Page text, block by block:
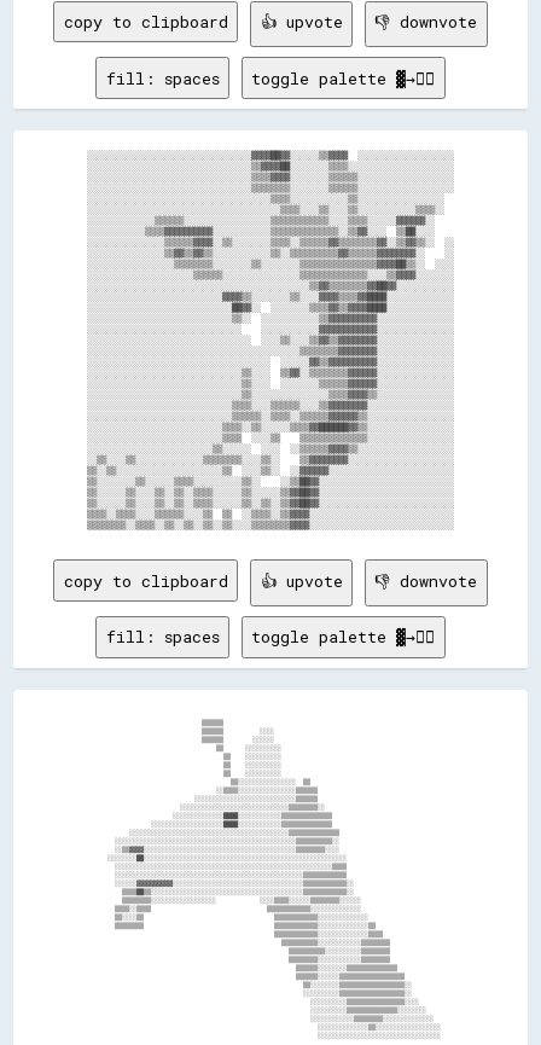
copy to clipboard 👍 upvote 👎 downvote
fill: spaces toggle palette ▓→✊🏽
░░░░░░░░░░░░░░░░░░░░░░░░░░░░░░░░░░▓▓▓▓██▓▓░░░░░░▒▒▓▓▓▓  ░░░░░░░░░░░░░░░░░░░░
░░░░░░░░░░░░░░░░░░░░░░░░░░░░░░░░░░▒▒▓▓▓▓██░░░░░░░░▒▒▒▒░░░░░░░░░░░░░░░░░░░░░░
░░░░░░░░░░░░░░░░░░░░░░░░░░░░░░░░░░▒▒▒▒▓▓▓▓░░░░░░░░▒▒▒▒▒▒░░░░░░░░░░░░░░░░░░░░
░░░░░░░░░░░░░░░░░░░░░░░░░░░░░░░░░░▒▒▒▒▒▒▒▒░░░░░░░░▒▒▒▒▒▒░░░░░░░░░░░░░░░░░░░░
░░░░░░░░░░░░░░░░░░░░░░░░░░░░░░░░░░░░░░▒▒▒▒░░░░░░░░░░░░▒▒░░░░░░░░░░░░░░░░░░
░░░░░░░░░░░░░░░░░░░░░░░░░░░░░░░░░░░░░░░░▒▒▒▒░░░░▒▒░░░░▒▒░░░░░░░░░░░░▒▒▒▒░░
░░░░░░░░░░░░░░▒▒▒▒▒▒░░░░░░░░░░░░░░░░░░▒▒▒▒▒▒▒▒▒▒▒▒░░░░▒▒▒▒░░░░░░▓▓▓▓▓▓░░
░░░░░░░░░░░░▒▒▒▒▓▓▓▓▓▓▓▓▓▓░░░░░░░░░░░░▒▒▒▒▒▒▒▒▒▒▒▒▒▒░░▒▒▓▓░░░░  ▒▒██░░░░
░░░░░░░░░░░░░░░░▒▒▒▒▒▒▓▓▓▓░░▒▒░░░░░░░░▒▒▒▒░░▒▒▒▒▒▒▓▓▒▒▒▒▒▒▒▒▓▓░░▒▒▓▓▒▒░░  ░░
░░░░░░░░░░░░░░░░▒▒▓▓▒▒▓▓▒▒░░░░░░░░░░░░▒▒░░▒▒▒▒▒▒▒▒▒▒▓▓▒▒▒▒▒▒▓▓▓▓▓▓▓▓░░    ░░
░░░░░░░░░░░░░░░░░░▒▒▒▒▒▒▒▒░░░░░░░░▒▒░░░░░░░░▒▒▒▒▒▒▒▒▒▒▒▒▒▒▒▒▓▓▓▓██▒▒░░  ░░░░
░░░░░░░░░░░░░░░░░░░░░░▒▒▒▒▒▒░░░░░░░░░░░░░░░░▒▒▒▒▒▒▒▒▒▒▒▒▒▒░░░░▒▒▓▓▓▓░░░░░░░░
░░░░░░░░░░░░░░░░░░░░░░░░░░░░░░░░░░░░░░░░░░░░░░▒▒▓▓▒▒▒▒▒▒▒▒▓▓██▓▓░░░░░░░░░░░░
░░░░░░░░░░░░░░░░░░░░░░░░░░░░▓▓▓▓▒▒░░░░░░░░▒▒░░░░▓▓▓▓▒▒▒▒▓▓████░░░░░░░░░░░░░░
░░░░░░░░░░░░░░░░░░░░░░░░░░░░░░██▓▓░░  ░░░░░░░░▒▒▒▒▓▓▒▒▓▓▓▓████░░░░░░░░░░░░░░
░░░░░░░░░░░░░░░░░░░░░░░░░░░░░░▒▒░░  ░░░░░░░░░░░░▒▒▓▓▓▓▓▓▓▓▓▓░░░░░░░░░░░░░░░░
░░░░░░░░░░░░░░░░░░░░░░░░░░░░░░░░    ░░░░░░░░░░░░▓▓▓▓▓▓▓▓▓▓▓▓░░░░░░░░░░░░░░░░
░░░░░░░░░░░░░░░░░░░░░░░░░░░░░░░░░░  ░░░░▒▒░░░░▒▒▓▓▒▒▓▓▓▓▓▓▓▓░░░░░░░░░░░░░░░░
░░░░░░░░░░░░░░░░░░░░░░░░░░░░░░░░░░░░░░░░░░░░▒▒▒▒▒▒▒▒▓▓▓▓▓▓▓▓░░░░░░░░░░░░░░░░
░░░░░░░░░░░░░░░░░░░░░░░░░░░░░░░░░░░░░░  ░░░░░░▓▓▒▒▓▓▓▓▓▓▓▓▓▓░░░░░░░░░░░░░░░░
░░░░░░░░░░░░░░░░░░░░░░░░░░░░░░░░▒▒░░░░  ▒▒▓▓░░▒▒▒▒▒▒▒▒▓▓▓▓▓▓░░░░░░░░░░░░░░░░
░░░░░░░░░░░░░░░░░░░░░░░░░░░░░░░░▒▒░░░░  ░░░░░░░░▒▒▒▒▒▒▓▓▓▓▓▓░░░░░░░░░░░░░░░░
░░░░░░░░░░░░░░░░░░░░░░░░░░░░░░░░▒▒░░░░░░░░░░░░░░░░▒▒▒▒▓▓▓▓▒▒░░░░░░░░░░░░░░░░
░░░░░░░░░░░░░░░░░░░░░░░░░░░░░░▒▒▒▒░░░░▒▒▒▒▒▒░░░░▒▒▓▓▓▓▓▓▓▓░░░░░░░░░░░░░░░░░░
░░░░░░░░░░░░░░░░░░░░░░░░░░░░░░▒▒▒▒▒▒░░▒▒▒▒░░▒▒▒▒▒▒▓▓▓▓▓▓▒▒░░░░░░░░░░░░░░░░░░
░░░░░░░░░░░░░░░░░░░░░░░░░░░░▒▒▒▒░░▒▒░░░░░░▒▒▒▒▓▓██████▓▓▒▒░░░░░░░░░░░░░░░░░░
░░░░░░░░░░░░░░░░░░░░░░░░░░░░▒▒▒▒  ░░░░▒▒    ▒▒▒▒▒▒▒▒▒▒▒▒▒▒░░░░░░░░░░░░░░░░░░
░░░░░░░░░░░░░░░░░░░░░░░░░░▒▒░░░░░░  ░░░░  ░░▒▒▒▒▒▒▓▓▓▓▒▒░░░░░░░░░░░░░░░░░░░░
░░▒▒░░░░▒▒░░░░░░░░░░░░░░▒▒▒▒▒▒▒▒░░░░▒▒░░    ▒▒▓▓▓▓▓▓▓▓░░░░░░░░░░░░░░░░░░░░░░
▒▒░░▒▒░░░░░░░░░░░░░░░░░░░░░░▒▒  ░░░░▒▒░░  ░░▓▓▓▓▓▓░░░░░░░░░░░░░░░░░░░░░░░░░░
▒▒░░░░░░░░▒▒░░░░░░▒▒▒▒░░░░░░░░░░▒▒░░    ░░▒▒██▓▓░░░░░░░░░░░░░░░░░░░░░░░░░░░░
▒▒░░░░░░▒▒░░░░▒▒░░▒▒░░▒▒▒▒░░░░░░▒▒░░░░░░▒▒▓▓██▓▓░░░░░░░░░░░░░░░░░░░░░░░░░░░░
▒▒░░░░░░▒▒░░░░▒▒░░▒▒░░▒▒▒▒░░░░░░▒▒░░▒▒░░▒▒▓▓██▓▓░░░░░░░░░░░░░░░░░░░░░░░░░░░░
▒▒▒▒░░▒▒▒▒░░░░▒▒▒▒▒▒░░░░▒▒  ▒▒  ░░▒▒▒▒░░▒▒▓▓▓▓░░░░░░░░░░░░░░░░░░░░░░░░░░░░░░
copy to clipboard 👍 upvote 👎 downvote
fill: spaces toggle palette ▓→✊🏽
                            ▒▒▒▒▒▒
                            ▒▒▒▒▒▒          ░░░░
                            ▒▒▒▒▒▒        ░░░░░░
                                ▒▒      ░░░░░░░░░░
                                  ▒▒    ░░░░░░░░░░
                                  ▒▒    ░░░░░░░░░░
                                  ▒▒    ░░░░░░░░░░
                                    ▒▒░░░░░░░░░░░░░░░░  ▒▒
                                ░░▒▒▒▒░░░░░░░░░░░░░░░░▒▒▒▒▒▒
                          ░░░░░░░░░░░░░░░░░░░░░░░░░░░░▒▒▒▒▒▒
                      ░░░░░░░░░░░░░░░░░░░░░░░░░░░░░░▒▒▒▒▒▒▒▒░░
                    ░░░░░░░░░░░░░░████░░░░░░░░░░░░▒▒▒▒▒▒▒▒▒▒▒▒▒▒
              ░░░░░░░░░░░░░░░░░░░░████░░░░░░░░░░░░▒▒▒▒▒▒▒▒▒▒▒▒▒▒
        ░░░░░░░░░░░░░░░░░░░░░░░░░░░░░░░░░░░░░░░░░░░░▒▒▒▒▒▒▒▒▒▒▒▒▒▒
    ░░░░░░░░░░░░░░░░░░░░░░░░░░░░░░░░░░░░░░░░░░░░░░░░░░▒▒▒▒▒▒▒▒▒▒░░
    ░░▒▒▓▓▓▓░░░░░░░░░░░░░░░░░░░░░░░░░░░░░░░░░░░░░░░░░░▒▒▒▒▒▒▒▒░░░░
  ░░░░░░░░██░░░░░░░░░░░░░░░░░░░░░░░░░░░░░░░░░░░░░░░░░░░░░░░░░░░░░░░░
    ░░░░░░░░░░░░░░░░░░░░░░░░░░░░░░░░░░░░░░░░░░░░░░░░░░░░░░░░░░░░▒▒▒▒
    ░░░░░░░░░░░░░░░░░░░░░░░░░░░░░░░░░░░░░░░░░░░░░░░░░░░░▒▒▒▒▒▒▒▒▒▒▒▒
    ░░░░░░▓▓▓▓▓▓▓▓▓▓░░░░░░░░░░░░░░░░░░░░░░░░░░░░░░░░░░░░▒▒▒▒▒▒▒▒▒▒▒▒░░
      ▒▒▒▒██▒▒░░░░░░░░░░░░░░░░░░░░░░░░░░░░░░░░░░░░░░░░░░▒▒▒▒▒▒▒▒▒▒▒▒░░
      ▒▒▒▒▒▒▒▒░░░░░░░░░░░░░░░░░░            ░░░░▒▒▒▒░░░░░░▒▒▒▒▒▒▒▒░░░░░░
    ▒▒▒▒░░▒▒▒▒                                ▒▒▒▒▒▒▒▒▒▒▒▒░░░░░░░░░░░░░░
    ▒▒░░░░▒▒                                    ▒▒▒▒▒▒▒▒▒▒▒▒░░░░░░░░░░░░░░
    ▒▒▒▒▒▒▒▒                                    ▒▒▒▒▒▒▒▒▒▒▒▒░░░░░░░░░░░░░░▒▒
                                                ▒▒▒▒▒▒▒▒▒▒▒▒░░░░░░░░░░░░░░▒▒▒▒
                                                  ▒▒▒▒▒▒▒▒▒▒░░░░░░░░░░░░▒▒▒▒▒▒▒▒
                                                    ▒▒▒▒▒▒▒▒▒▒░░░░░░░░░░▒▒▒▒▒▒▒▒
                                                    ▒▒▒▒▒▒▒▒░░░░░░░░░░░░▒▒▒▒▒▒▒▒
                                                      ▒▒▒▒▒▒░░░░░░░░▒▒▒▒▒▒▒▒▒▒▒▒▒▒
                                                      ▒▒▒▒▒▒░░░░░░▒▒▒▒▒▒▒▒▒▒▒▒▒▒▒▒▒▒
                                                        ▒▒░░░░░░░░▒▒▒▒▒▒▒▒▒▒▒▒▒▒▒▒▒▒░░
                                                        ░░░░░░░░░░▒▒▒▒▒▒▒▒▒▒▒▒▒▒▒▒▒▒░░
                                                          ░░░░░░░░░░▒▒▒▒▒▒▒▒▒▒▒▒▒▒▒▒░░░░
                                                          ░░░░░░░░░░▒▒▒▒▒▒▒▒▒▒▒▒▒▒░░░░░░░░
                                                          ░░░░░░░░░░░░▒▒▒▒▒▒▒▒░░░░░░░░░░░░░░
                                                            ░░░░░░░░░░░░░░▒▒░░░░░░░░░░░░░░░░░░